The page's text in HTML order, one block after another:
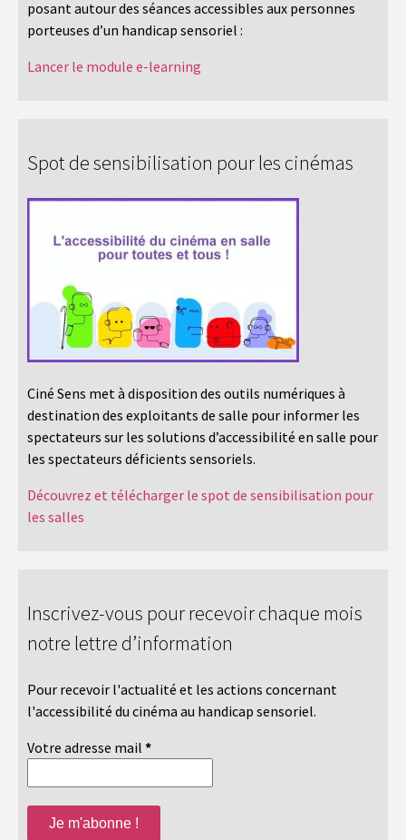
posant autour des séances accessibles aux personnes
porteuses d’un handicap sensoriel :
Lancer le module e-learning
Spot de sensibilisation pour les cinémas
Ciné Sens met à disposition des outils numériques à
destination des exploitants de salle pour informer les
spectateurs sur les solutions d’accessibilité en salle pour
les spectateurs déficients sensoriels.
Découvrez et télécharger le spot de sensibilisation pour
les salles
Inscrivez-vous pour recevoir chaque mois
notre lettre d’information
Pour recevoir l'actualité et les actions concernant
l'accessibilité du cinéma au handicap sensoriel.
Votre adresse mail *